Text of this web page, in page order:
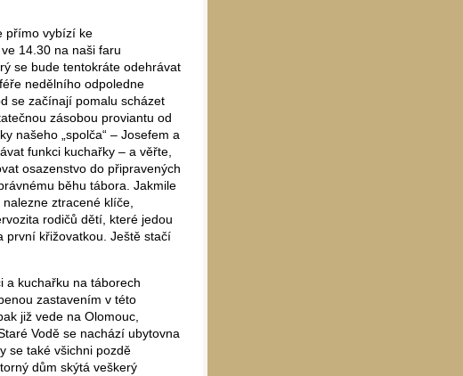
přímo vybízí ke
14.30 na naši faru
se bude tentokráte odehrávat
nedělního odpoledne
se začínají pomalu scházet
zásobou proviantu od
našeho „spolča“ – Josefem a
funkci kuchařky – a věřte,
osazenstvo do připravených
běhu tábora. Jakmile
ztracené klíče,
rodičů dětí, které jedou
první křižovatkou. Ještě stačí
a kuchařku na táborech
zastavením v této
již vede na Olomouc,
Vodě se nachází ubytovna
se také všichni pozdě
dům skýtá veškerý